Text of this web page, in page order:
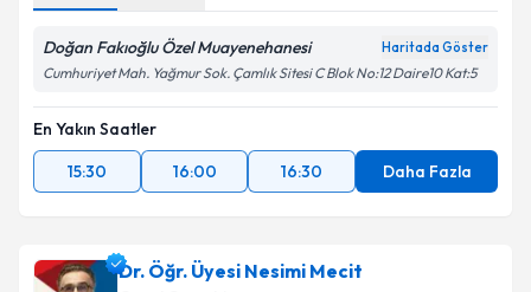
Doğan Fakıoğlu Özel Muayenehanesi Haritada Göster
Cumhuriyet Mah. Yağmur Sok. Çamlık Sitesi C Blok No:12 Daire10 Kat:5
En Yakın Saatler
15:30
16:00 16:30 Daha Fazla
Dr. Öğr. Üyesi Nesimi Mecit